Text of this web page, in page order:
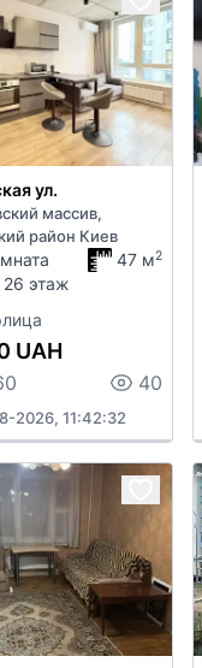
ул.
массив,
район Киев
47 м2
этаж
UAH
40
2026, 11:42:32